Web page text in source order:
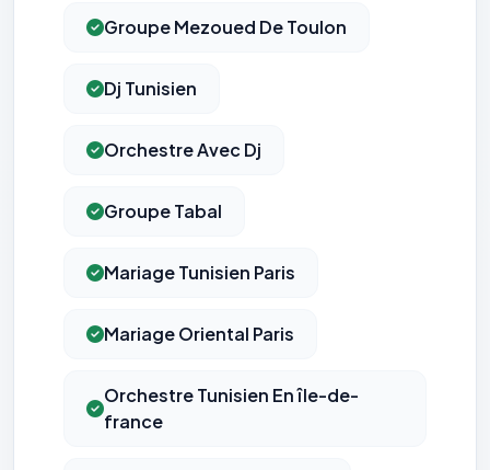
Groupe Mezoued De Toulon
Dj Tunisien
Orchestre Avec Dj
Groupe Tabal
Mariage Tunisien Paris
Mariage Oriental Paris
Orchestre Tunisien En île-de-
france